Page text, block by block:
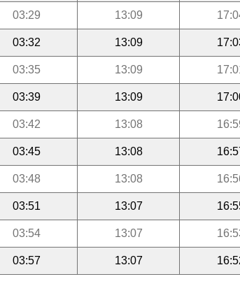
03:29 13:09
03:32 13:09
03:35 13:09
03:39 13:09
03:42 13:08
03:45 13:08
03:48 13:08
03:51 13:07
03:54 13:07
03:57 13:07